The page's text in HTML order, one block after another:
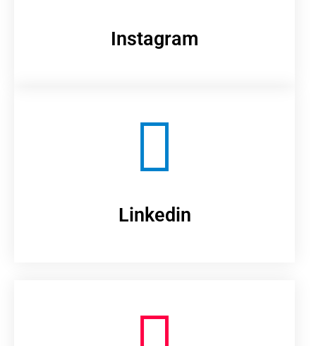
Instagram
Linkedin